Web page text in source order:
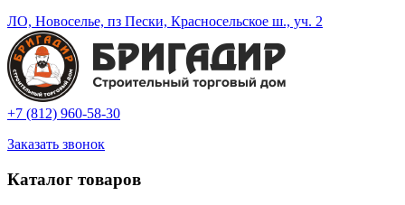
ЛО, Новоселье, пз Пески, Красносельское ш., уч. 2
+7 (812) 960-58-30
Заказать звонок
Каталог товаров